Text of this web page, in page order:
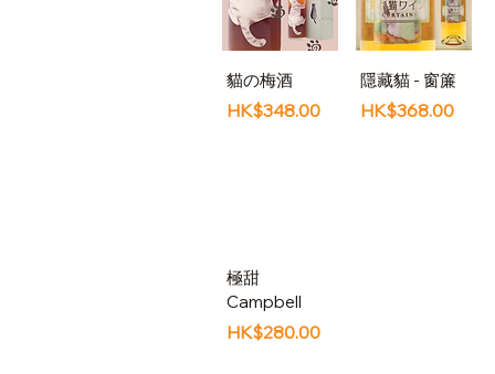
貓の梅酒
價格
HK$348.00
隱藏貓 - 窗簾
價格
HK$368.00
極甜
Campbell
價格
HK$280.00